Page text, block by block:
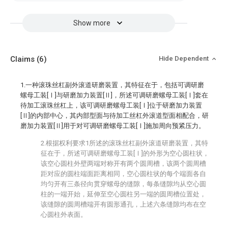
Show more
Claims (6) Hide Dependent
1.一种滚珠丝杠副外滚道研磨装置，其特征在于，包括可调研磨
螺母工装[Ⅰ]与研磨加力装置[Ⅱ]，所述可调研磨螺母工装[Ⅰ]套在
待加工滚珠丝杠上，该可调研磨螺母工装[Ⅰ]位于研磨加力装置
[Ⅱ]的内部中心，其内部型面与待加工丝杠外滚道型面相配合，研
磨加力装置[Ⅱ]用于对可调研磨螺母工装[Ⅰ]施加周向预紧压力。
2.根据权利要求1所述的滚珠丝杠副外滚道研磨装置，其特
征在于，所述可调研磨螺母工装[Ⅰ]的外形为空心圆柱状，
该空心圆柱外壁两端对称开有两个圆周槽，该两个圆周槽
距对应的圆柱端面距离相同，空心圆柱状的每个端面各自
均匀开有三条径向贯穿螺母的缝隙，每条缝隙均从空心圆
柱的一端开始，延伸至空心圆柱另一端的圆周槽位置处，
该缝隙的圆周槽端开有圆形通孔，上述六条缝隙均布在空
心圆柱外表面。